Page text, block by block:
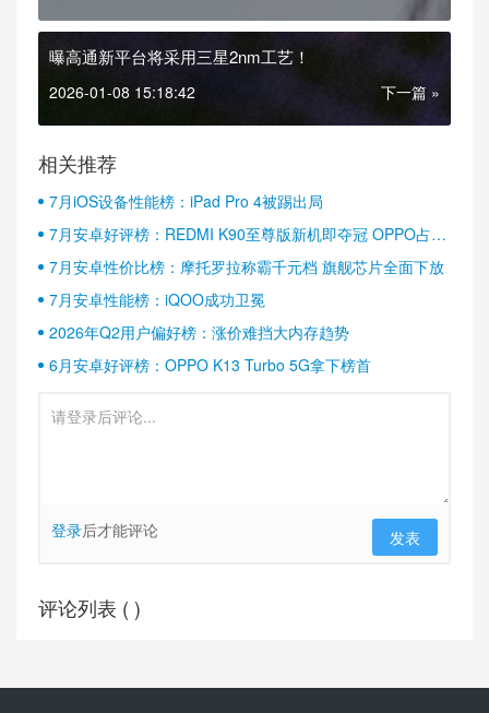
曝高通新平台将采用三星2nm工艺！
2026-01-08 15:18:42 下一篇 »
相关推荐
7月iOS设备性能榜：iPad Pro 4被踢出局
7月安卓好评榜：REDMI K90至尊版新机即夺冠 OPPO占据
半壁江山
7月安卓性价比榜：摩托罗拉称霸千元档 旗舰芯片全面下放
7月安卓性能榜：iQOO成功卫冕
2026年Q2用户偏好榜：涨价难挡大内存趋势
6月安卓好评榜：OPPO K13 Turbo 5G拿下榜首
登录后才能评论 发表
评论列表 ( )